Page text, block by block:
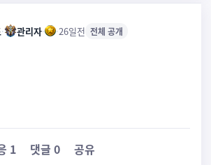
· 관리자· ·26일전 전체 공개
1 댓글 0 공유